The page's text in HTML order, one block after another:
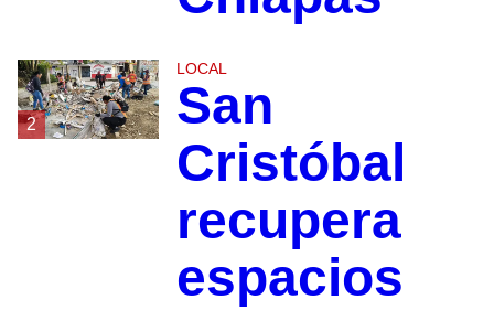
2
LOCAL
San
Cristóbal
recupera
espacios